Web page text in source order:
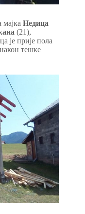
Недица
(21),
је прије пола
тешке